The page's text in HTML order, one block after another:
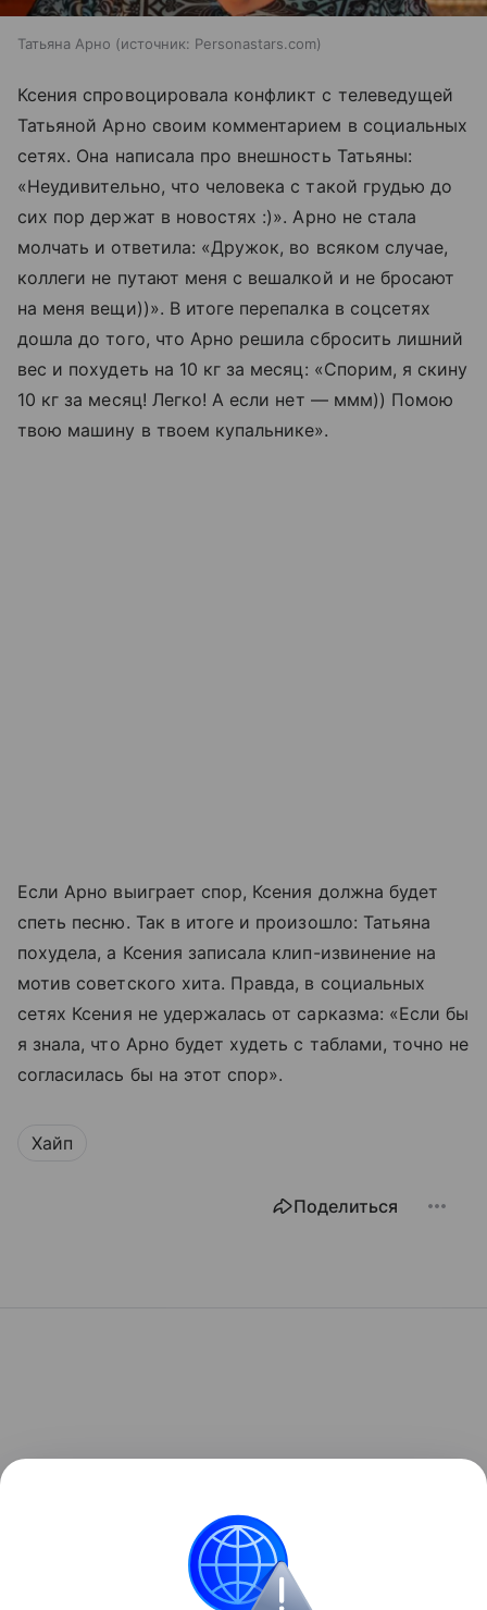
Татьяна Арно источник: Personastars.com
Ксения спровоцировала конфликт с телеведущей
Татьяной Арно своим комментарием в социальных
сетях. Она написала про внешность Татьяны:
«Неудивительно, что человека с такой грудью до
сих пор держат в новостях :)». Арно не стала
молчать и ответила: «Дружок, во всяком случае,
коллеги не путают меня с вешалкой и не бросают
на меня вещи))». В итоге перепалка в соцсетях
дошла до того, что Арно решила сбросить лишний
вес и похудеть на 10 кг за месяц: «Спорим, я скину
10 кг за месяц! Легко! А если нет — ммм)) Помою
твою машину в твоем купальнике».
Если Арно выиграет спор, Ксения должна будет
спеть песню. Так в итоге и произошло: Татьяна
похудела, а Ксения записала клип-извинение на
мотив советского хита. Правда, в социальных
сетях Ксения не удержалась от сарказма: «Если бы
я знала, что Арно будет худеть с таблами, точно не
согласилась бы на этот спор».
Хайп
Поделиться